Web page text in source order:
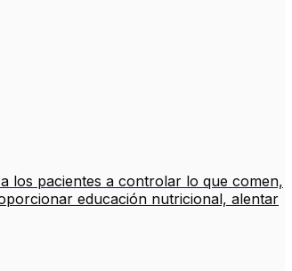
los pacientes a controlar lo que comen,
educación nutricional, alentar